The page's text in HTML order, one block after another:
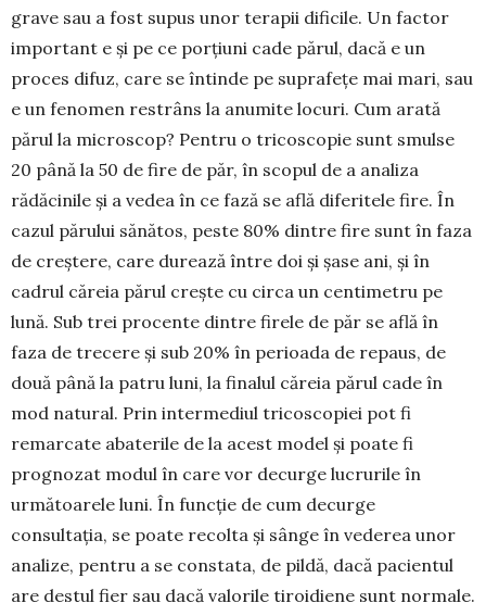
grave sau a fost supus unor terapii difi­cile. Un factor
important e și pe ce porțiuni cade părul, dacă e un
proces difuz, care se întinde pe suprafețe mai mari, sau
e un fenomen restrâns la anumite locuri. Cum arată
părul la microscop? Pentru o tricoscopie sunt smulse
20 până la 50 de fire de păr, în scopul de a analiza
rădăcinile și a vedea în ce fază se află diferitele fire. În
cazul pă­rului sănătos, peste 80% dintre fire sunt în faza
de creștere, care durează între doi și șase ani, și în
cadrul căreia părul crește cu circa un centi­metru pe
lună. Sub trei procente dintre firele de păr se află în
faza de trecere și sub 20% în perioada de repaus, de
două până la patru luni, la finalul căreia părul cade în
mod natural. Prin inter­mediul tricoscopiei pot fi
remarcate aba­terile de la acest model și poate fi
prognozat mo­dul în care vor decurge lucrurile în
următoarele luni. În funcție de cum decurge
consultația, se poate recolta și sânge în vederea unor
analize, pentru a se constata, de pildă, dacă pacientul
are destul fier sau dacă valorile tiroidiene sunt normale.